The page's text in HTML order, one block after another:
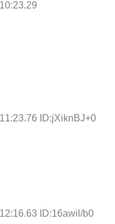
ID:jXiknBJ+0
ID:16awil/b0